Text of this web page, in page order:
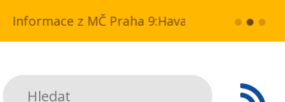
v ul. Drahobejlova,
Praha 9:Havarijní stav ulice Kbelská (úsek
více...
Hledat